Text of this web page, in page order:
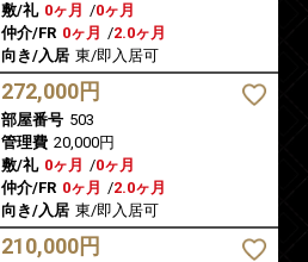
敷/礼 0ヶ月 /0ヶ月
仲介/FR 0ヶ月 /2.0ヶ月
向き/入居 東/即入居可
272,000円
部屋番号 503
管理費 20,000円
敷/礼 0ヶ月 /0ヶ月
仲介/FR 0ヶ月 /2.0ヶ月
向き/入居 東/即入居可
210,000円